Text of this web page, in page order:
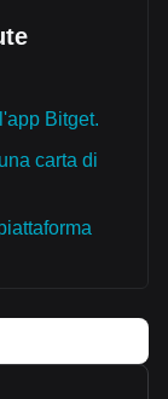
Bitget.
carta di